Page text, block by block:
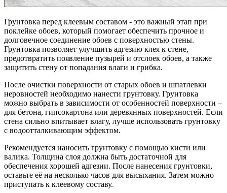
Грунтовка перед клеевым составом - это важный этап при
поклейке обоев, который помогает обеспечить прочное и
долговечное соединение обоев с поверхностью стены.
Грунтовка позволяет улучшить адгезию клея к стене,
предотвратить появление пузырей и отслоек обоев, а также
защитить стену от попадания влаги и грибка.
После очистки поверхности от старых обоев и шпатлевки
неровностей необходимо нанести грунтовку. Грунтовка
можно выбрать в зависимости от особенностей поверхности –
для бетона, гипсокартона или деревянных поверхностей. Если
стена сильно впитывает влагу, лучше использовать грунтовку
с водоотталкивающим эффектом.
Рекомендуется наносить грунтовку с помощью кисти или
валика. Толщина слоя должна быть достаточной для
обеспечения хорошей адгезии. После нанесения грунтовки,
оставьте её на несколько часов для высыхания. Затем можно
приступать к клеевому составу.